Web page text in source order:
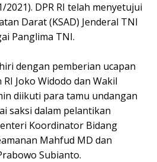
DPR RI telah menyetujui
Darat (KSAD) Jenderal TNI
Panglima TNI.
dengan pemberian ucapan
Joko Widodo dan Wakil
diikuti para tamu undangan
saksi dalam pelantikan
Koordinator Bidang
Mahfud MD dan
Subianto.